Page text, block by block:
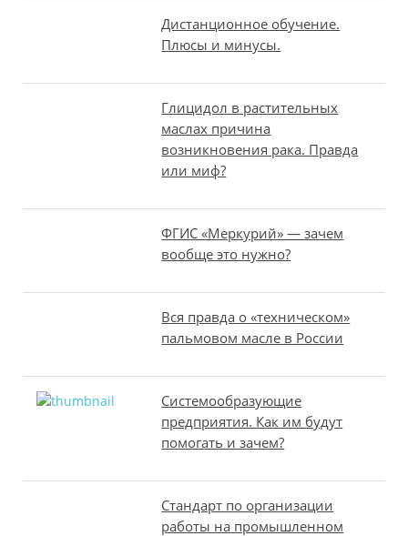
Дистанционное обучение.
Плюсы и минусы.
Глицидол в растительных
маслах причина
возникновения рака. Правда
или миф?
ФГИС «Меркурий» — зачем
вообще это нужно?
Вся правда о «техническом»
пальмовом масле в России
Системообразующие
предприятия. Как им будут
помогать и зачем?
Стандарт по организации
работы на промышленном